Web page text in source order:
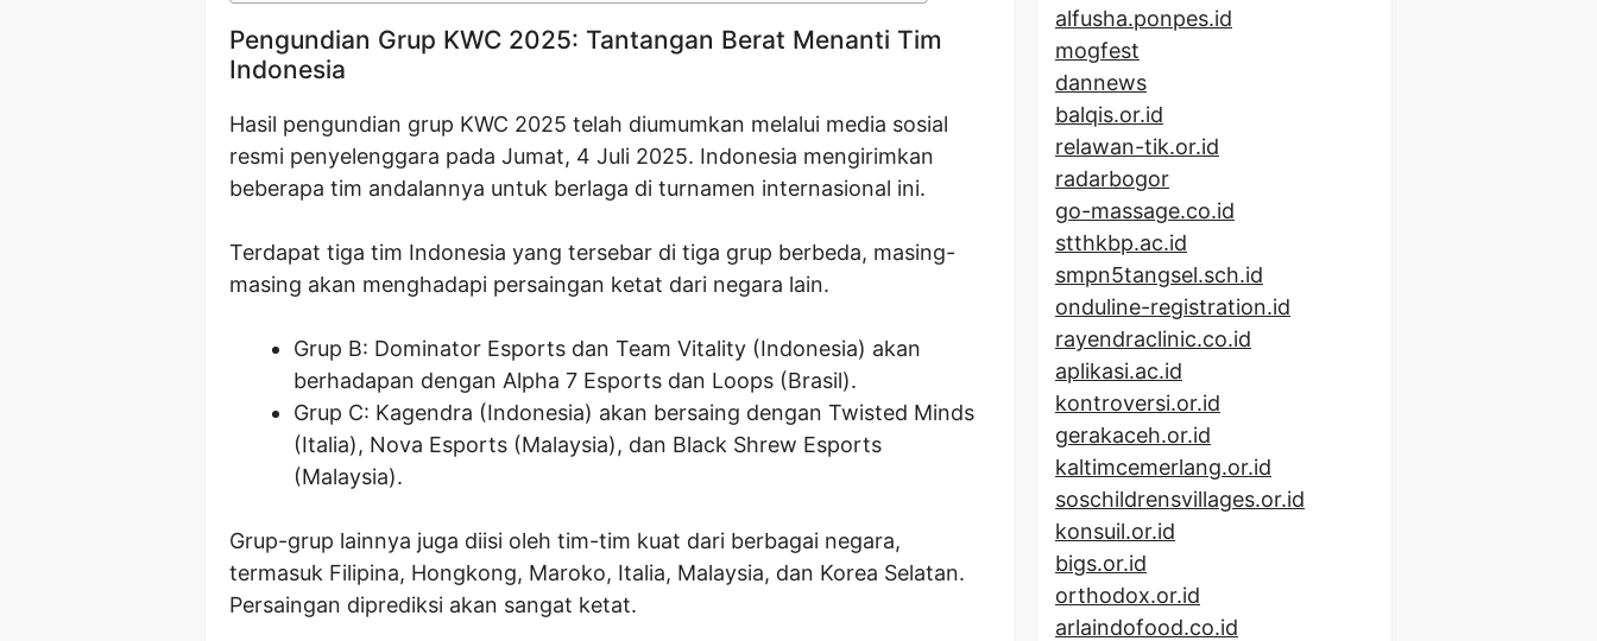
Pengundian Grup KWC 2025: Tantangan Berat Menanti Tim
Indonesia
Hasil pengundian grup KWC 2025 telah diumumkan melalui media sosial
resmi penyelenggara pada Jumat, 4 Juli 2025. Indonesia mengirimkan
beberapa tim andalannya untuk berlaga di turnamen internasional ini.
Terdapat tiga tim Indonesia yang tersebar di tiga grup berbeda, masing-
masing akan menghadapi persaingan ketat dari negara lain.
Grup B: Dominator Esports dan Team Vitality (Indonesia) akan
berhadapan dengan Alpha 7 Esports dan Loops (Brasil).
Grup C: Kagendra (Indonesia) akan bersaing dengan Twisted Minds
(Italia), Nova Esports (Malaysia), dan Black Shrew Esports
(Malaysia).
Grup-grup lainnya juga diisi oleh tim-tim kuat dari berbagai negara,
termasuk Filipina, Hongkong, Maroko, Italia, Malaysia, dan Korea Selatan.
Persaingan diprediksi akan sangat ketat.
alfusha.ponpes.id
mogfest
dannews
balqis.or.id
relawan-tik.or.id
radarbogor
go-massage.co.id
stthkbp.ac.id
smpn5tangsel.sch.id
onduline-registration.id
rayendraclinic.co.id
aplikasi.ac.id
kontroversi.or.id
gerakaceh.or.id
kaltimcemerlang.or.id
soschildrensvillages.or.id
konsuil.or.id
bigs.or.id
orthodox.or.id
arlaindofood.co.id